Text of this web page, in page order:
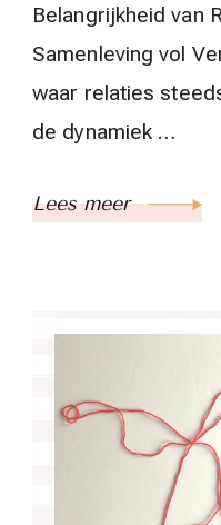
Belangrijkheid van
Samenleving vol
waar relaties
de dynamiek …
Lees meer